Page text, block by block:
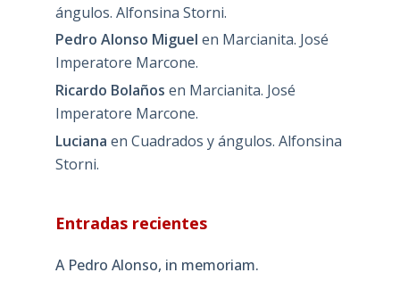
ángulos. Alfonsina Storni.
Pedro Alonso Miguel en Marcianita. José
Imperatore Marcone.
Ricardo Bolaños en Marcianita. José
Imperatore Marcone.
Luciana en Cuadrados y ángulos. Alfonsina
Storni.
Entradas recientes
A Pedro Alonso, in memoriam.